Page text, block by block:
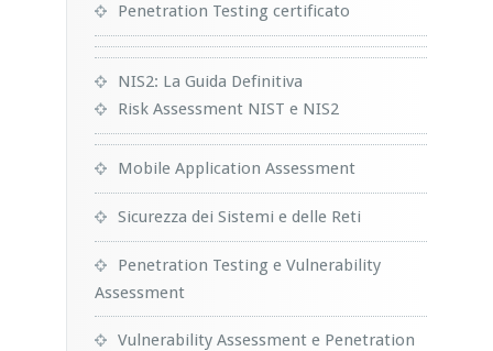
Penetration Testing certificato
NIS2: La Guida Definitiva
Risk Assessment NIST e NIS2
Mobile Application Assessment
Sicurezza dei Sistemi e delle Reti
Penetration Testing e Vulnerability
Assessment
Vulnerability Assessment e Penetration